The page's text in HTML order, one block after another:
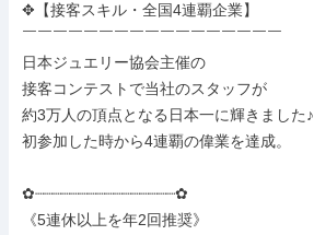
✥【接客スキル・全国4連覇企業】
￣￣￣￣￣￣￣￣￣￣￣￣￣￣￣￣￣
日本ジュエリー協会主催の
接客コンテストで当社のスタッフが
約3万人の頂点となる日本一に輝きました♪
初参加した時から4連覇の偉業を達成。
✿┈┈┈┈┈┈┈┈┈┈┈┈┈┈┈┈✿
《5連休以上を年2回推奨》